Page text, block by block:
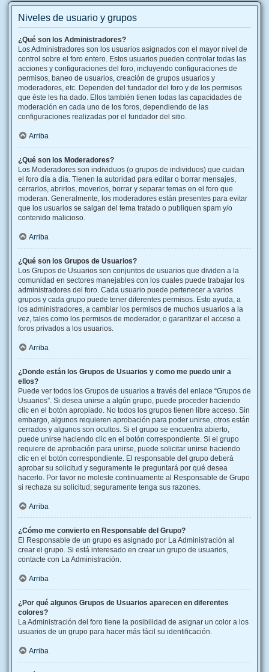
Niveles de usuario y grupos
¿Qué son los Administradores?
Los Administradores son los usuarios asignados con el mayor nivel de
control sobre el foro entero. Estos usuarios pueden controlar todas las
acciones y configuraciones del foro, incluyendo configuraciones de
permisos, baneo de usuarios, creación de grupos usuarios y
moderadores, etc. Dependen del fundador del foro y de los permisos
que éste les ha dado. Ellos también tienen todas las capacidades de
moderación en cada uno de los foros, dependiendo de las
configuraciones realizadas por el fundador del sitio.
Arriba
¿Qué son los Moderadores?
Los Moderadores son individuos (o grupos de individuos) que cuidan
el foro día a día. Tienen la autoridad para editar o borrar mensajes,
cerrarlos, abrirlos, moverlos, borrar y separar temas en el foro que
moderan. Generalmente, los moderadores están presentes para evitar
que los usuarios se salgan del tema tratado o publiquen spam y/o
contenido malicioso.
Arriba
¿Qué son los Grupos de Usuarios?
Los Grupos de Usuarios son conjuntos de usuarios que dividen a la
comunidad en sectores manejables con los cuales puede trabajar los
administradores del foro. Cada usuario puede pertenecer a varios
grupos y cada grupo puede tener diferentes permisos. Esto ayuda, a
los administradores, a cambiar los permisos de muchos usuarios a la
vez, tales como los permisos de moderador, o garantizar el acceso a
foros privados a los usuarios.
Arriba
¿Donde están los Grupos de Usuarios y como me puedo unir a
ellos?
Puede ver todos los Grupos de usuarios a través del enlace “Grupos de
Usuarios”. Si desea unirse a algún grupo, puede proceder haciendo
clic en el botón apropiado. No todos los grupos tienen libre acceso. Sin
embargo, algunos requieren aprobación para poder unirse, otros están
cerrados y algunos son ocultos. Si el grupo se encuentra abierto,
puede unirse haciendo clic en el botón correspondiente. Si el grupo
requiere de aprobación para unirse, puede solicitar unirse haciendo
clic en el botón correspondiente. El responsable del grupo deberá
aprobar su solicitud y seguramente le preguntará por qué desea
hacerlo. Por favor no moleste continuamente al Responsable de Grupo
si rechaza su solicitud; seguramente tenga sus razones.
Arriba
¿Cómo me convierto en Responsable del Grupo?
El Responsable de un grupo es asignado por La Administración al
crear el grupo. Si está interesado en crear un grupo de usuarios,
contacte con La Administración.
Arriba
¿Por qué algunos Grupos de Usuarios aparecen en diferentes
colores?
La Administración del foro tiene la posibilidad de asignar un color a los
usuarios de un grupo para hacer más fácil su identificación.
Arriba